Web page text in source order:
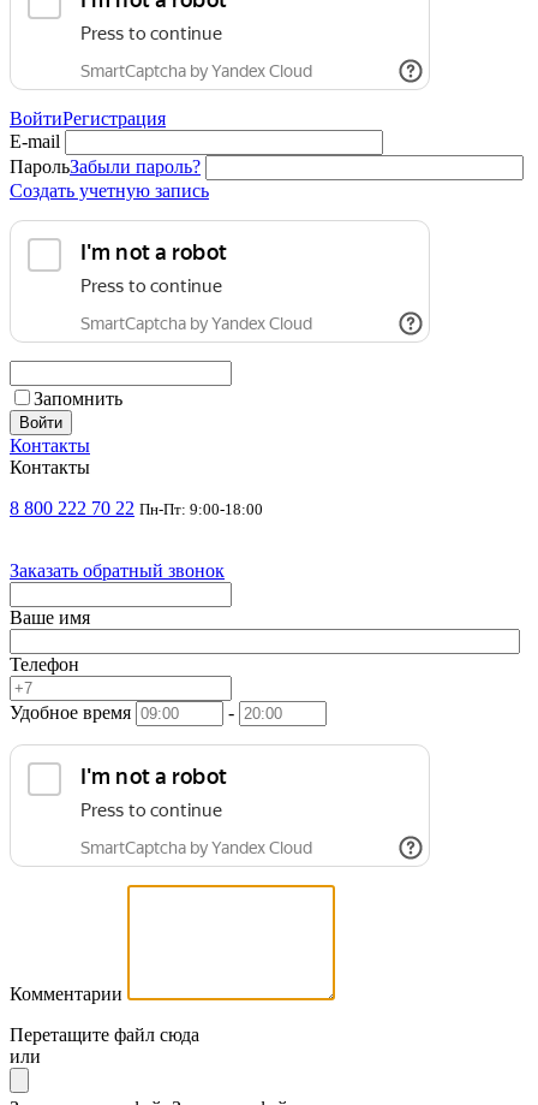
ВойтиРегистрация
E-mail
ПарольЗабыли пароль?
Создать учетную запись
Запомнить
Войти
Контакты
Контакты
8 800 222 70 22 Пн-Пт: 9:00-18:00
Заказать обратный звонок
Ваше имя
Телефон
Удобное время -
Комментарии
Перетащите файл сюда
или